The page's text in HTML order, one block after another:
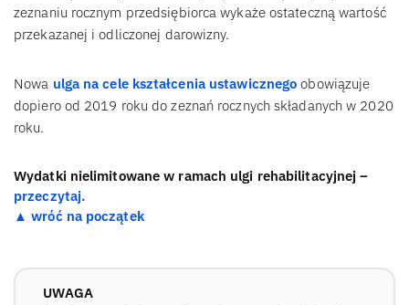
zeznaniu rocznym przedsiębiorca wykaże ostateczną wartość
przekazanej i odliczonej darowizny.
Nowa ulga na cele kształcenia ustawicznego obowiązuje
dopiero od 2019 roku do zeznań rocznych składanych w 2020
roku.
Wydatki nielimitowane w ramach ulgi rehabilitacyjnej –
przeczytaj.
▲ wróć na początek
UWAGA